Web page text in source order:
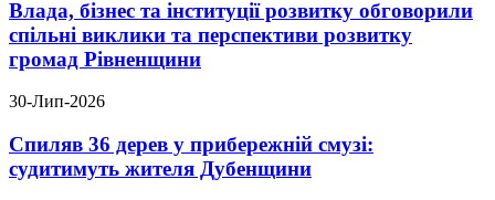
Влада, бізнес та інституції розвитку обговорили
спільні виклики та перспективи розвитку
громад Рівненщини
30-Лип-2026
Спиляв 36 дерев у прибережній смузі:
судитимуть жителя Дубенщини